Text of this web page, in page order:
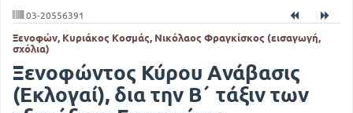
03-20556391
Ξενοφών, Κυριάκος Κοσμάς, Νικόλαος Φραγκίσκος (εισαγωγή,
σχόλια)
Ξενοφώντος Κύρου Ανάβασις
(Εκλογαί), δια την Β΄ τάξιν των